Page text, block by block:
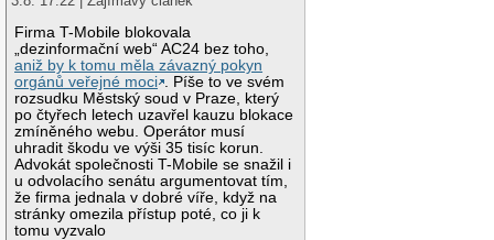
Firma T-Mobile blokovala
„dezinformační web“ AC24 bez toho,
aniž by k tomu měla závazný pokyn
orgánů veřejné moci
. Píše to ve svém
rozsudku Městský soud v Praze, který
po čtyřech letech uzavřel kauzu blokace
zmíněného webu. Operátor musí
uhradit škodu ve výši 35 tisíc korun.
Advokát společnosti T-Mobile se snažil i
u odvolacího senátu argumentovat tím,
že firma jednala v dobré víře, když na
stránky omezila přístup poté, co ji k
tomu vyzvalo